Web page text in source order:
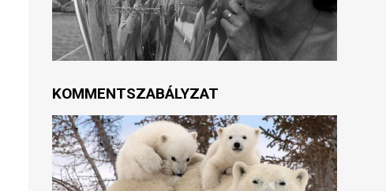
KOMMENTSZABÁLYZAT